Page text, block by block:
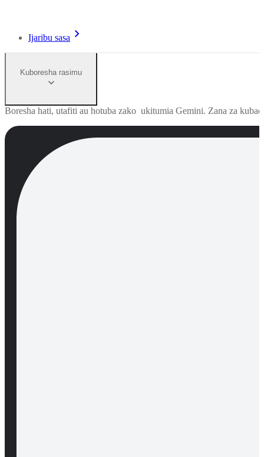
Ijaribu sasa
Kuboresha rasimu
Boresha hati, utafiti au hotuba zako ukitumia Gemini. Zana za